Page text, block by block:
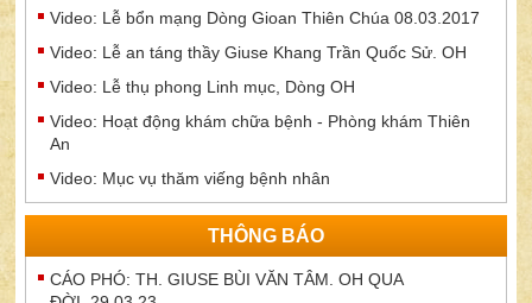
Video: Lễ bổn mạng Dòng Gioan Thiên Chúa 08.03.2017
Video: Lễ an táng thầy Giuse Khang Trần Quốc Sử. OH
Video: Lễ thụ phong Linh mục, Dòng OH
Video: Hoạt động khám chữa bệnh - Phòng khám Thiên
An
Video: Mục vụ thăm viếng bệnh nhân
THÔNG BÁO
CÁO PHÓ: TH. GIUSE BÙI VĂN TÂM. OH QUA